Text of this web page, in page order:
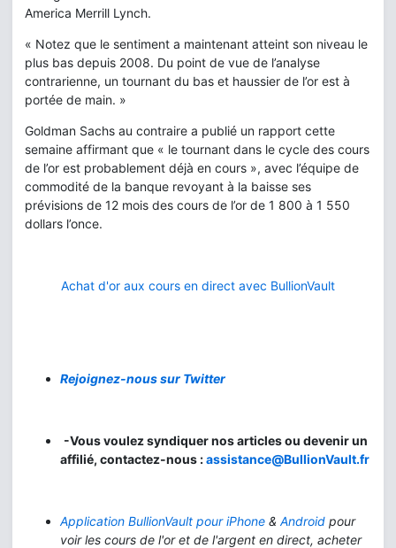
America Merrill Lynch.
« Notez que le sentiment a maintenant atteint son niveau le
plus bas depuis 2008. Du point de vue de l’analyse
contrarienne, un tournant du bas et haussier de l’or est à
portée de main. »
Goldman Sachs au contraire a publié un rapport cette
semaine affirmant que « le tournant dans le cycle des cours
de l’or est probablement déjà en cours », avec l’équipe de
commodité de la banque revoyant à la baisse ses
prévisions de 12 mois des cours de l’or de 1 800 à 1 550
dollars l’once.
Achat d'or aux cours en direct avec BullionVault
Rejoignez-nous sur Twitter
-Vous voulez syndiquer nos articles ou devenir un
affilié, contactez-nous :assistance@BullionVault.fr
Application BullionVault pour iPhone & Android pour
voir les cours de l'or et de l'argent en direct, acheter